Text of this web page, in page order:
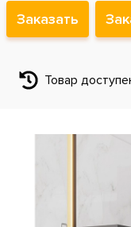
Заказать
Товар